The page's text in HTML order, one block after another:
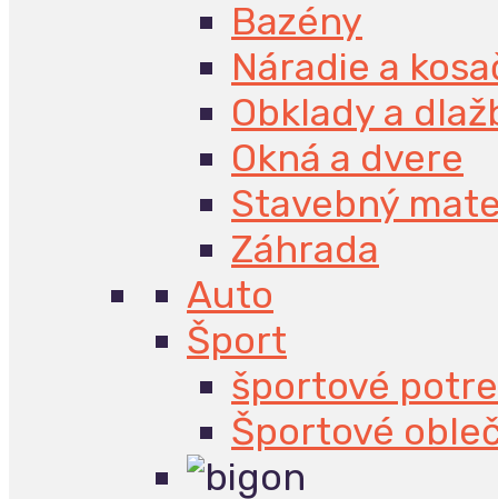
Bazény
Náradie a
Obklady a
Okná a dvere
Stavebný
Záhrada
Auto
Šport
športové
Športové